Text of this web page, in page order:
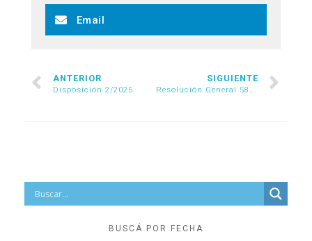
Email
ANTERIOR
Disposición 2/2025
SIGUIENTE
Resolución General 5800/2025
BUSCÁ POR FECHA